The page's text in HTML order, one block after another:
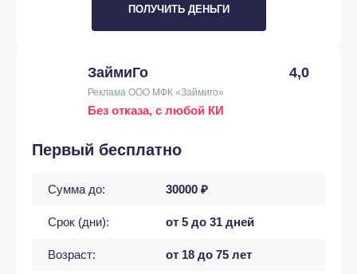
ПОЛУЧИТЬ ДЕНЬГИ
ЗаймиГо 4,0
Реклама ООО МФК «Займиго»
Без отказа, с любой КИ
Первый бесплатно
Сумма до: 30000 ₽
Срок (дни): от 5 до 31 дней
Возраст: от 18 до 75 лет